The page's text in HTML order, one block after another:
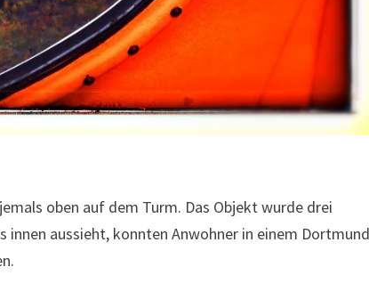
oben auf dem Turm. Das Objekt wurde drei
aussieht, konnten Anwohner in einem